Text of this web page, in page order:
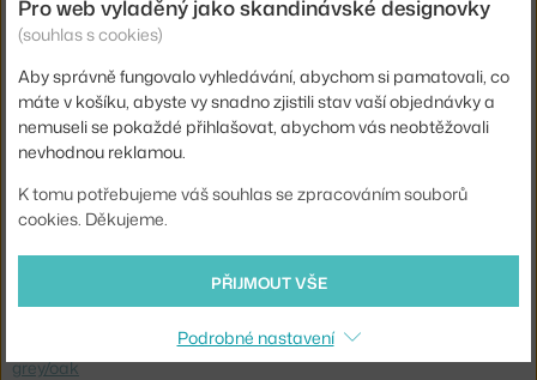
Délka:
140 cm
Šířka:
Barva:
světlé dřevo, tmavě šedá
Materiál:
lakovaná MDF, dubové dřevo, laminát
Sedák:
Podnož:
dřevo
Kód produktu HAY-AE848-A325-AR36
Shopping from the EU? Switch toCPH Deux 215 L140, stone
grey/oak
Pro web vyladěný jako skandinávské designovky
(souhlas s cookies)
Aby správně fungovalo vyhledávání, abychom si pamatovali, co
máte v košíku, abyste vy snadno zjistili stav vaší objednávky a
nemuseli se pokaždé přihlašovat, abychom vás neobtěžovali
nevhodnou reklamou.
K tomu potřebujeme váš souhlas se zpracováním souborů
cookies. Děkujeme.
PŘIJMOUT VŠE
Podrobné nastavení